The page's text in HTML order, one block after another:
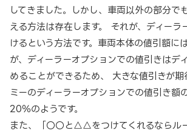
してきました。しかし、車両以外の部分で
える方法は存在します。 それが、ディーラ
けるという方法です。車両本体の値引額に
が、ディーラーオプションでの値引きはデ
めることができるため、 大きな値引きが期
ミーのディーラーオプションでの値引き額
20％のようです。
また、「〇〇と△△をつけてくれるならル